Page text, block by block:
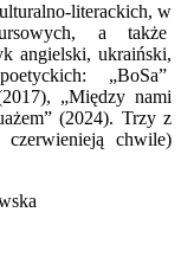
literackich, w
a także
angielski, ukraiński,
„BoSa”
„Między nami
(2024). Trzy z
chwile)